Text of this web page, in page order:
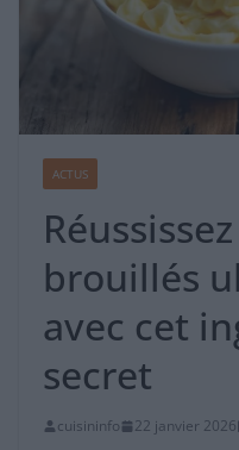
ACTUS
brouillés
avec cet
secret
cuisininfo 22 janvier 2026